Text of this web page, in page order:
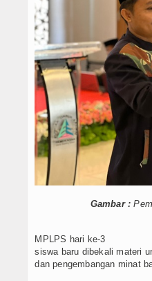
Video
Karya Ilmiah
GURU
Siswa
Data Alumni
Alumni 2012-Sekarang
Eraport
Gambar :
MPLPS hari ke-3
siswa baru dibekali materi
dan pengembangan minat